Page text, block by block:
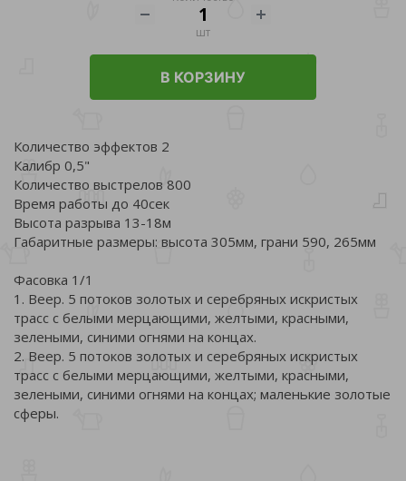
шт
В КОРЗИНУ
Количество эффектов 2
Калибр 0,5"
Количество выстрелов 800
Время работы до 40сек
Высота разрыва 13-18м
Габаритные размеры: высота 305мм, грани 590, 265мм
Фасовка 1/1
1. Веер. 5 потоков золотых и серебряных искристых
трасс с белыми мерцающими, желтыми, красными,
зелеными, синими огнями на концах.
2. Веер. 5 потоков золотых и серебряных искристых
трасс с белыми мерцающими, желтыми, красными,
зелеными, синими огнями на концах; маленькие золотые
сферы.